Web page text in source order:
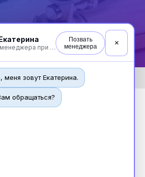
Отвечу и позову менеджера при необходимости
Позвать
менеджера
✕
меня зовут Екатерина.
обращаться?